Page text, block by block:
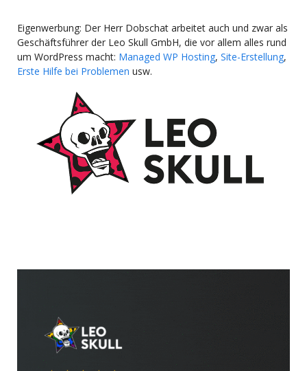
Eigenwerbung: Der Herr Dobschat arbeitet auch und zwar als
Geschäftsführer der Leo Skull GmbH, die vor allem alles rund
um WordPress macht: Managed WP Hosting, Site-Erstellung,
Erste Hilfe bei Problemen usw.